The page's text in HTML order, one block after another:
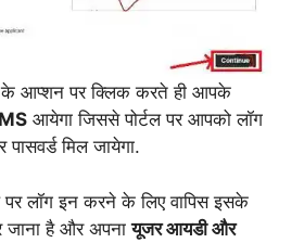
के आप्शन पर क्लिक करते ही आपके
आयेगा जिससे पोर्टल पर आपको लॉग
मिल जायेगा.
पर लॉग इन करने के लिए वापिस इसके
जाना है और अपनायूजर आयडी और